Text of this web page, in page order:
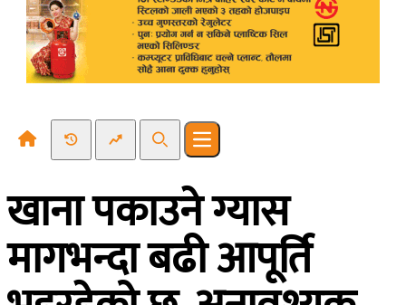
Recent NewsTrending News
SearchOpen main menu
खाना पकाउने ग्यास
मागभन्दा बढी आपूर्ति